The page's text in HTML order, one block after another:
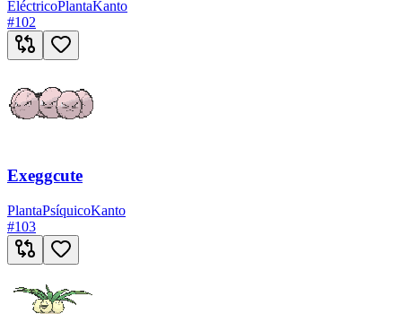
EléctricoPlantaKanto
#102
Exeggcute
PlantaPsíquicoKanto
#103